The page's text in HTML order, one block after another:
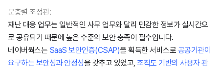
문충렬 조정관:
재난 대응 업무는 일반적인 사무 업무와 달리 민감한 정보가 실시간으
로 공유되기 때문에 높은 수준의 보안 충족이 필수입니다.
네이버웍스는 SaaS 보안인증(CSAP)을 획득한 서비스로 공공기관이
요구하는 보안성과 안정성을 갖추고 있었고, 조직도 기반의 사용자 관